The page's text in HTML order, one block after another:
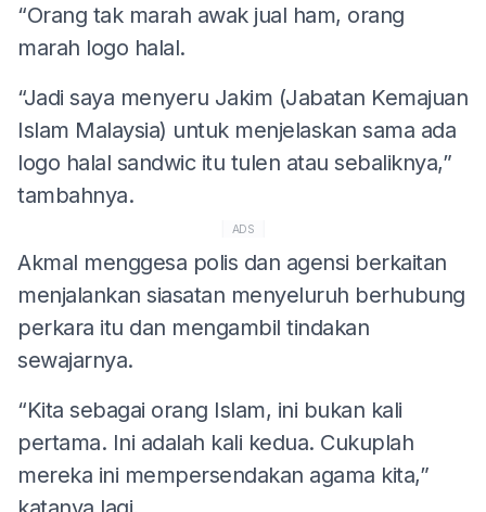
“Orang tak marah awak jual ham, orang
marah logo halal.
“Jadi saya menyeru Jakim (Jabatan Kemajuan
Islam Malaysia) untuk menjelaskan sama ada
logo halal sandwic itu tulen atau sebaliknya,”
tambahnya.
ADS
Akmal menggesa polis dan agensi berkaitan
menjalankan siasatan menyeluruh berhubung
perkara itu dan mengambil tindakan
sewajarnya.
“Kita sebagai orang Islam, ini bukan kali
pertama. Ini adalah kali kedua. Cukuplah
mereka ini mempersendakan agama kita,”